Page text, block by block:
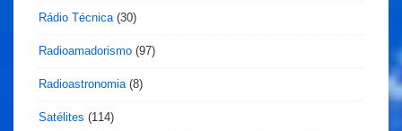
Rádio Técnica (30)
Radioamadorismo (97)
Radioastronomia (8)
Satélites (114)